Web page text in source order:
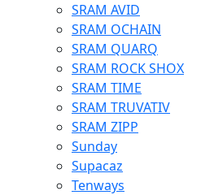
SRAM AVID
SRAM OCHAIN
SRAM QUARQ
SRAM ROCK SHOX
SRAM TIME
SRAM TRUVATIV
SRAM ZIPP
Sunday
Supacaz
Tenways